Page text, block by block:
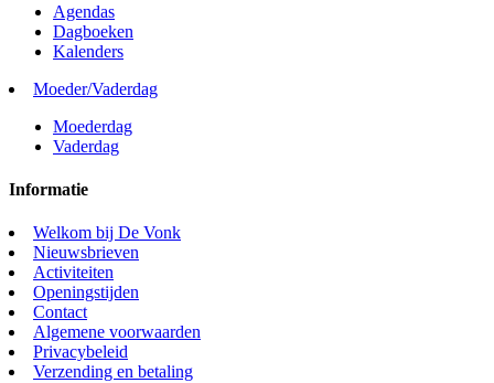
Agendas
Dagboeken
Kalenders
Moeder/Vaderdag
Moederdag
Vaderdag
Informatie
Welkom bij De Vonk
Nieuwsbrieven
Activiteiten
Openingstijden
Contact
Algemene voorwaarden
Privacybeleid
Verzending en betaling